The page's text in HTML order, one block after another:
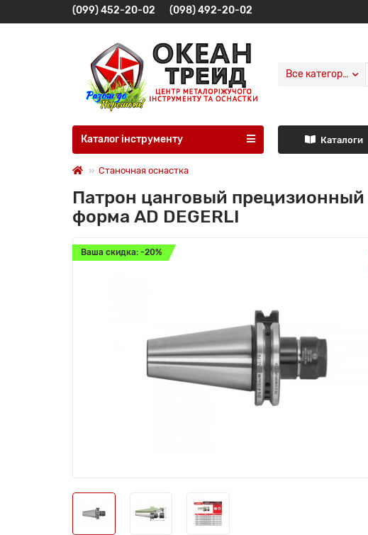
(099) 452-20-02 (098) 492-20-02
Все категории
Каталог інструменту Каталоги
Станочная оснастка
Патрон цанговый
форма AD DEGERLI
Ваша скидка: -20%